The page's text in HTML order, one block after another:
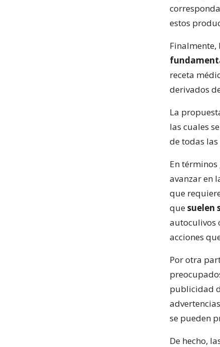
estos
receta
derivados
La
las cuales
de todas
En
avanzar en
que
quesuelen
autoculivos
acciones
Por otra
publicidad
se pueden
De hecho,